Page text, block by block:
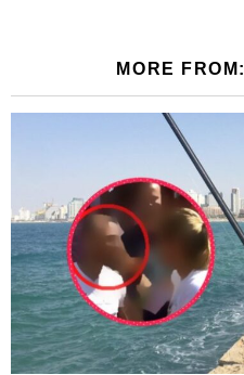
MORE FROM: